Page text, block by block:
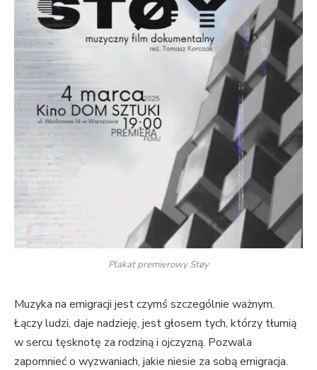
Plakat premierowy Støy
Muzyka na emigracji jest czymś szczególnie ważnym.
Łączy ludzi, daje nadzieję, jest głosem tych, którzy tłumią
w sercu tęsknotę za rodziną i ojczyzną. Pozwala
zapomnieć o wyzwaniach, jakie niesie za sobą emigracja.